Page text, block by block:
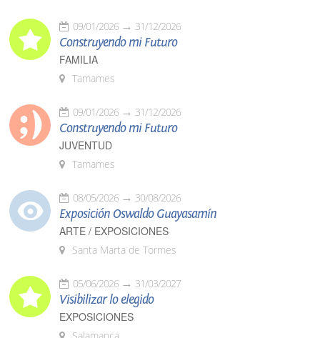
09/01/2026 31/12/2026
Construyendo mi Futuro
FAMILIA
Tamames
09/01/2026 31/12/2026
Construyendo mi Futuro
JUVENTUD
Tamames
08/05/2026 30/08/2026
Exposición Oswaldo Guayasamín
ARTE / EXPOSICIONES
Santa Marta de Tormes
05/06/2026 31/03/2027
Visibilizar lo elegido
EXPOSICIONES